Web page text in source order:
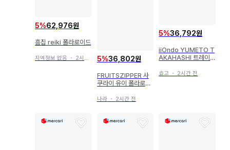
5%62,976원
흠집 reiki 폴라로이드
지역정보 없음 ・ 2시간 전 5%36,802원
FRUITSZIPPER 사
쿠라이 유이 폴라로이
나라・ 2시간 전
5%36,792원
iiOndo YUMETO T
AKAHASHI 트레이
효고 ・ 2시간 전